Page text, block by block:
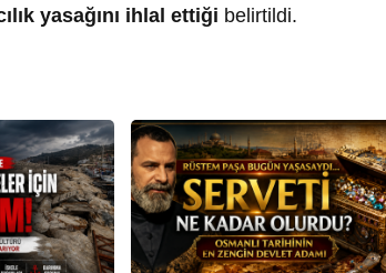
yasağını ihlal ettiği belirtildi.